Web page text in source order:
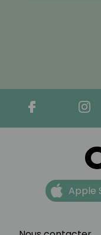
Apple